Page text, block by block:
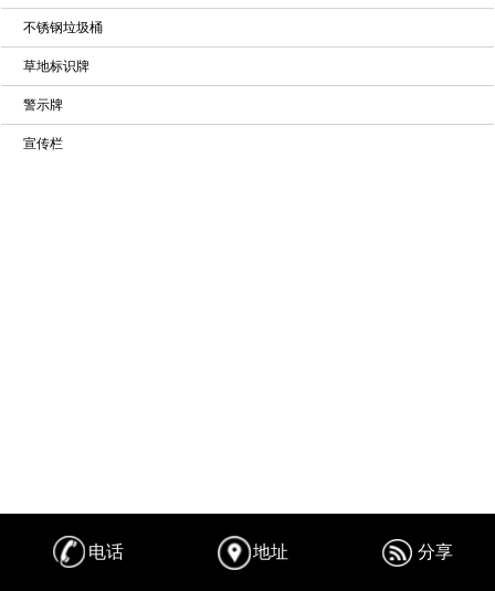
不锈钢垃圾桶
草地标识牌
警示牌
宣传栏
电话 地址 分享